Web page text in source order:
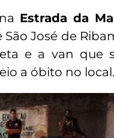
Estrada da
José de
e a van que
a óbito no local.